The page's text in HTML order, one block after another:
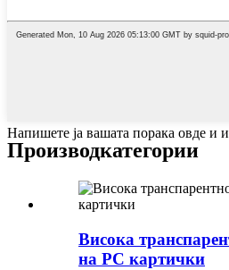
Напишете ја вашата порака овде и
Производкатегории
Висока
на PC картички